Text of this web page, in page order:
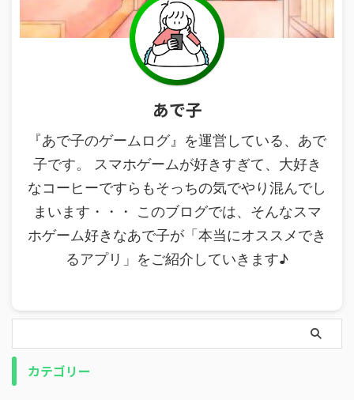
あで子
『あで子のゲームログ』を運営している、あで
子です。 スマホゲームが好きすぎて、大好き
なコーヒーですらもそっちの気でやり混んでし
まいます・・・ このブログでは、そんなスマ
ホゲーム好きなあで子が「本当にオススメでき
るアプリ」をご紹介していきます♪
カテゴリー